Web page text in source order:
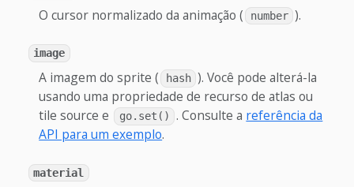
O cursor normalizado da animação ( number ).
image
A imagem do sprite ( hash ). Você pode alterá-la
usando uma propriedade de recurso de atlas ou
tile source e
go.set() . Consulte a referência da
API para um exemplo.
material